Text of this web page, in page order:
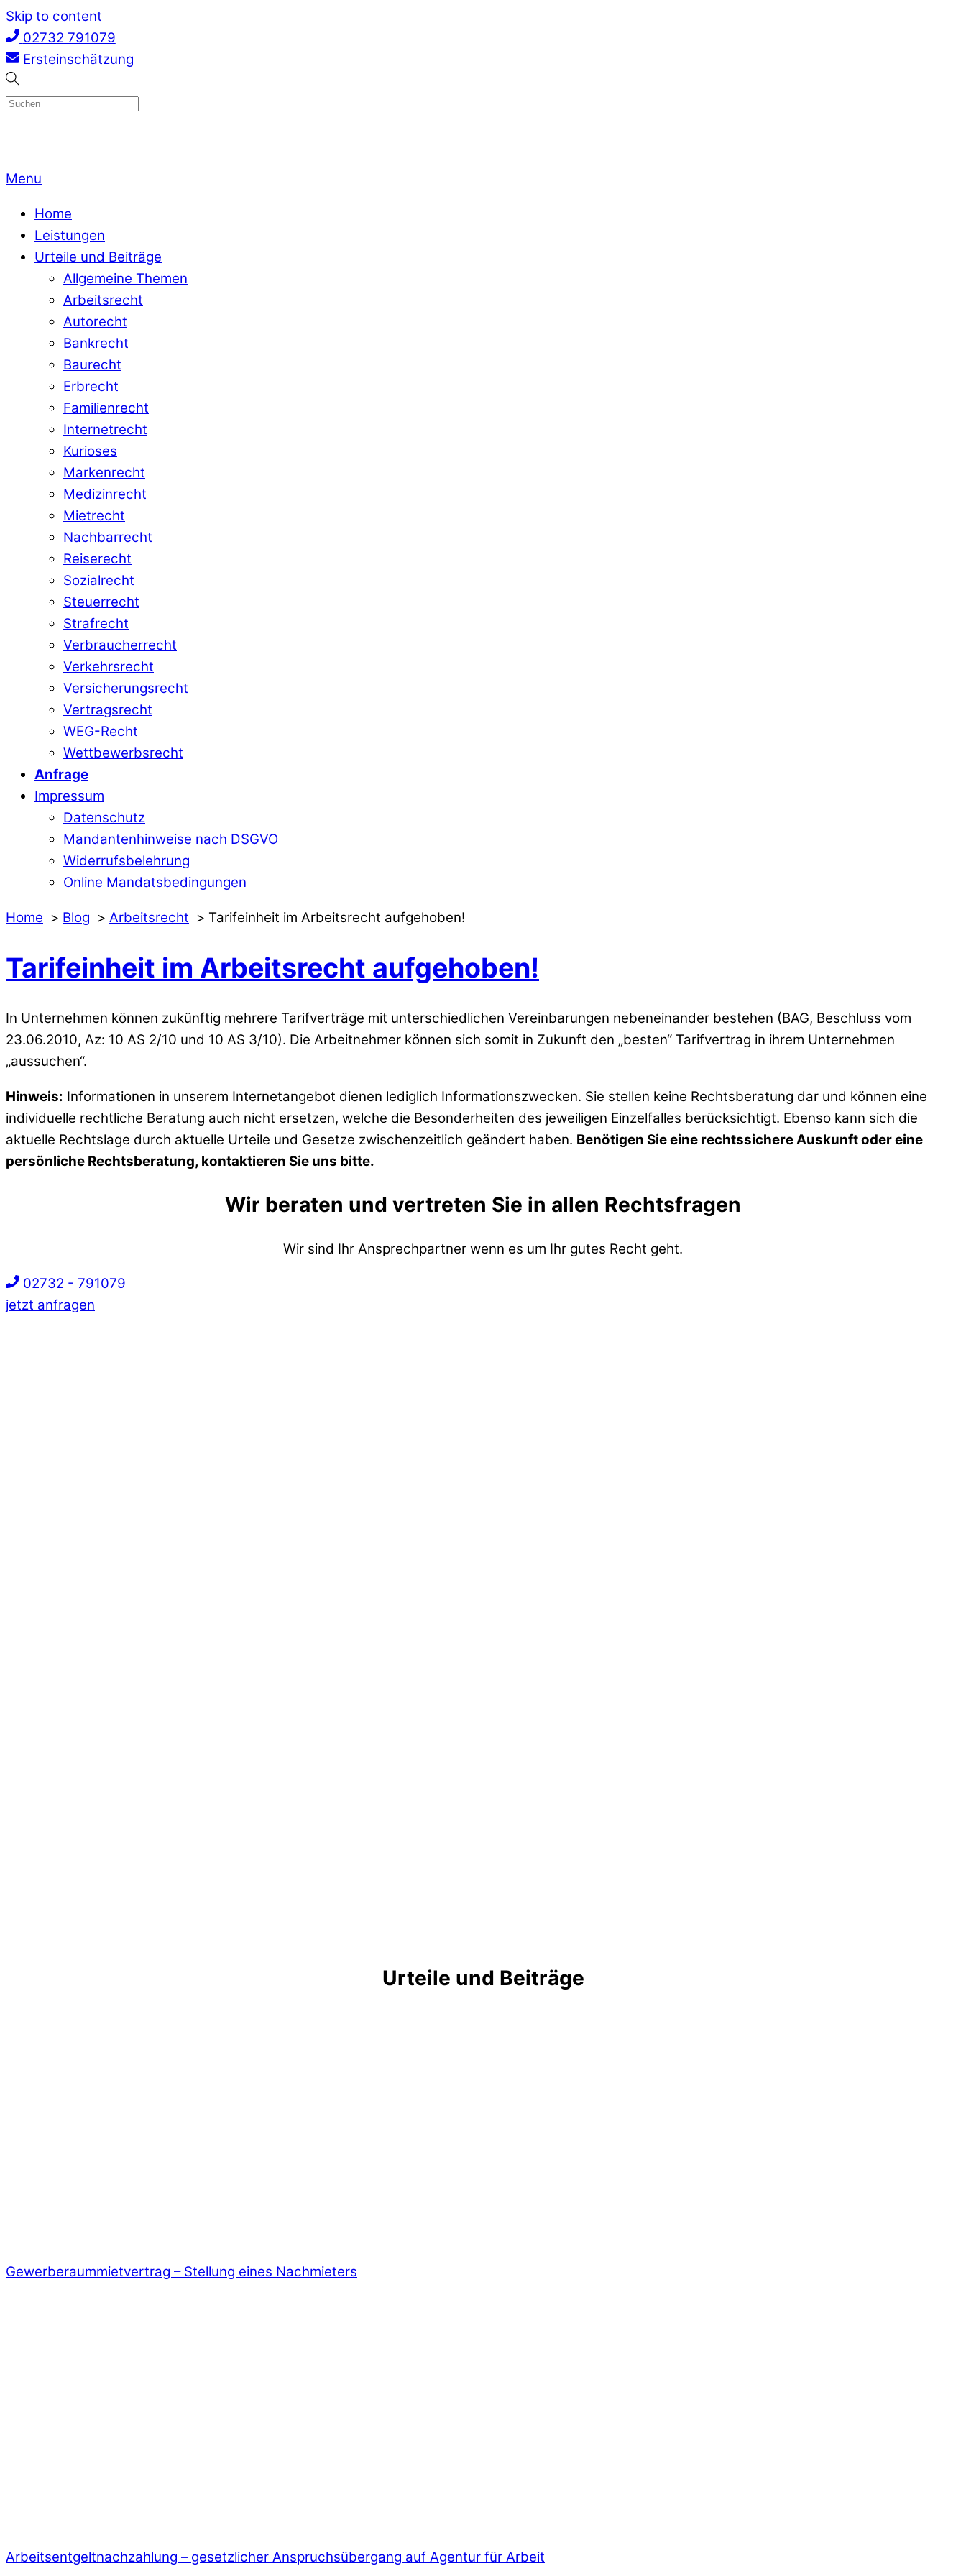
Skip to content
02732 791079
Ersteinschätzung
Menu
Home
Leistungen
Urteile und Beiträge
Allgemeine Themen
Arbeitsrecht
Autorecht
Bankrecht
Baurecht
Erbrecht
Familienrecht
Internetrecht
Kurioses
Markenrecht
Medizinrecht
Mietrecht
Nachbarrecht
Reiserecht
Sozialrecht
Steuerrecht
Strafrecht
Verbraucherrecht
Verkehrsrecht
Versicherungsrecht
Vertragsrecht
WEG-Recht
Wettbewerbsrecht
Anfrage
Impressum
Datenschutz
Mandantenhinweise nach DSGVO
Widerrufsbelehrung
Online Mandatsbedingungen
Home Blog Arbeitsrecht Tarifeinheit im Arbeitsrecht aufgehoben!
Tarifeinheit im Arbeitsrecht aufgehoben!
In Unternehmen können zukünftig mehrere Tarifverträge mit unterschiedlichen Vereinbarungen nebeneinander bestehen (BAG, Beschluss vom
23.06.2010, Az: 10 AS 2/10 und 10 AS 3/10). Die Arbeitnehmer können sich somit in Zukunft den „besten“ Tarifvertrag in ihrem Unternehmen
„aussuchen“.
Hinweis: Informationen in unserem Internetangebot dienen lediglich Informationszwecken. Sie stellen keine Rechtsberatung dar und können eine
individuelle rechtliche Beratung auch nicht ersetzen, welche die Besonderheiten des jeweiligen Einzelfalles berücksichtigt. Ebenso kann sich die
aktuelle Rechtslage durch aktuelle Urteile und Gesetze zwischenzeitlich geändert haben. Benötigen Sie eine rechtssichere Auskunft oder eine
persönliche Rechtsberatung, kontaktieren Sie uns bitte.
Wir beraten und vertreten Sie in allen Rechtsfragen
Wir sind Ihr Ansprechpartner wenn es um Ihr gutes Recht geht.
02732 - 791079
jetzt anfragen
Urteile und Beiträge
Gewerberaummietvertrag – Stellung eines Nachmieters
Arbeitsentgeltnachzahlung – gesetzlicher Anspruchsübergang auf Agentur für Arbeit